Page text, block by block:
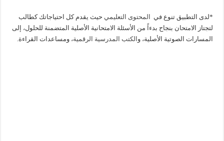
*لدى التطبيق تنوع في المحتوى التعليمي حيث يقدم كل احتياجاتك كطالب
لتجتاز الامتحان بنجاح بدءاً من الأسئلة الامتحانية الأصلية المتضمنة للحلول، إلى
المسارات الصوتية الأصلية، و الكتب المدرسية الرقمية، ومساعدات القراءة.